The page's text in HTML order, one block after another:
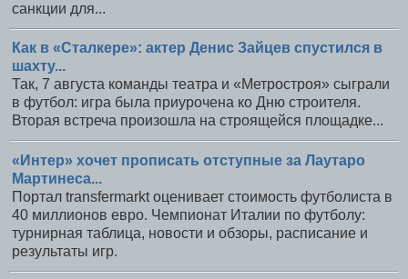
санкции для...
Как в «Сталкере»: актер Денис Зайцев спустился в
шахту...
Так, 7 августа команды театра и «Метростроя» сыграли
в футбол: игра была приурочена ко Дню строителя.
Вторая встреча произошла на строящейся площадке...
«Интер» хочет прописать отступные за Лаутаро
Мартинеса...
Портал transfermarkt оценивает стоимость футболиста в
40 миллионов евро. Чемпионат Италии по футболу:
турнирная таблица, новости и обзоры, расписание и
результаты игр.